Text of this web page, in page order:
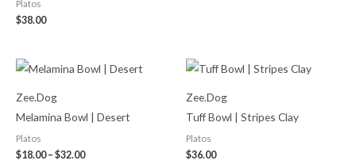
Platos
$38.00
Zee.Dog
Melamina Bowl | Desert
Platos
$18.00 – $32.00
Price
range:
$32.00
Zee.Dog
Tuff Bowl | Stripes Clay
Platos
$36.00